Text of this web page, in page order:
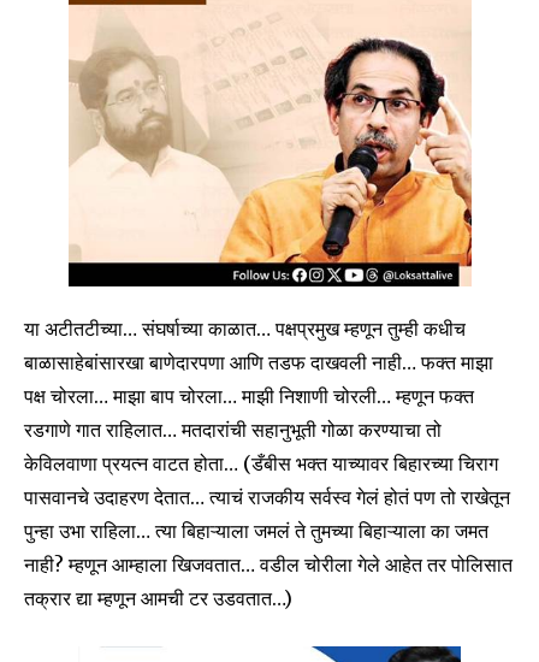
Join our community of
SUBSCRIBERS and be part of the
या अटीतटीच्या… संघर्षाच्या काळात… पक्षप्रमुख म्हणून तुम्ही कधीच
बाळासाहेबांसारखा बाणेदारपणा आणि तडफ दाखवली नाही… फक्त माझा
पक्ष चोरला… माझा बाप चोरला… माझी निशाणी चोरली… म्हणून फक्त
रडगाणे गात राहिलात… मतदारांची सहानुभूती गोळा करण्याचा तो
केविलवाणा प्रयत्न वाटत होता… (डँबीस भक्त याच्यावर बिहारच्या चिराग
पासवानचे उदाहरण देतात… त्याचं राजकीय सर्वस्व गेलं होतं पण तो राखेतून
पुन्हा उभा राहिला… त्या बिहाऱ्याला जमलं ते तुमच्या बिहाऱ्याला का जमत
नाही? म्हणून आम्हाला खिजवतात… वडील चोरीला गेले आहेत तर पोलिसात
तक्रार द्या म्हणून आमची टर उडवतात…)